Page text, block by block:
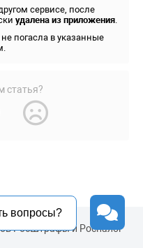
сервисе, после
удалена из приложения.
погасла в указанные
статья?
РосШтрафы и Росналог
вопросы?